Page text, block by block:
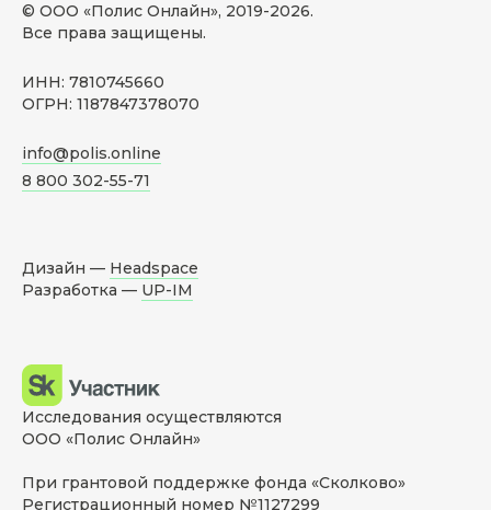
© ООО «Полис Онлайн», 2019-2026.
Все права защищены.
ИНН: 7810745660
ОГРН: 1187847378070
info@polis.online
8 800 302-55-71
Дизайн — Headspace
Разработка — UP-IM
Исследования осуществляются
ООО «Полис Онлайн»
При грантовой поддержке фонда «Сколково»
Регистрационный номер №1127299